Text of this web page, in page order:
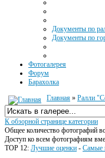
Документы по
Документы по
Фотогалерея
Форум
Барахолка
Главная » Ралли
К обзорной странице категории
Общее количество фотографий
Доступ ко всем фотографиям
TOP 12: Лучшие оценки - Самые